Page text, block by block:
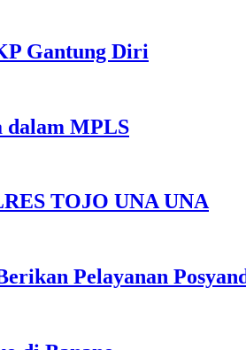
Gantung Diri
dalam MPLS
TOJO UNA UNA
Pelayanan